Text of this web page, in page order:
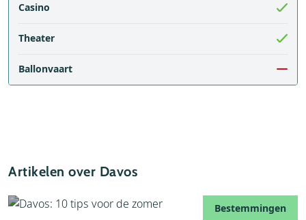
Casino
Theater
Ballonvaart
Artikelen over Davos
Bestemmingen